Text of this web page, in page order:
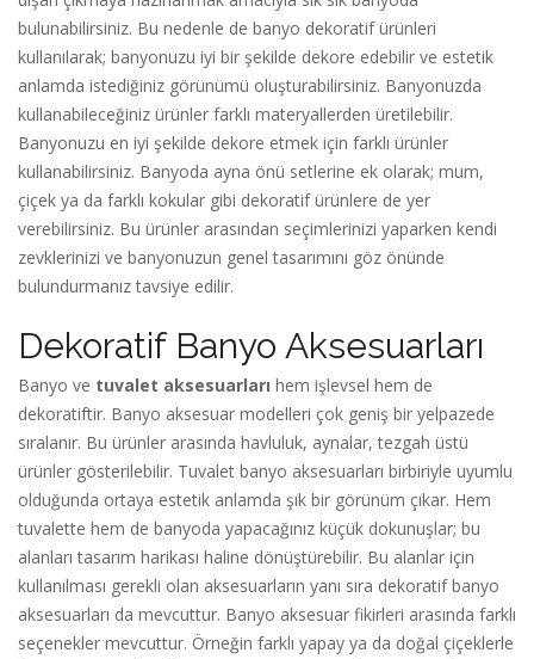
bulunabilirsiniz. Bu nedenle de banyo dekoratif ürünleri
kullanılarak; banyonuzu iyi bir şekilde dekore edebilir ve estetik
anlamda istediğiniz görünümü oluşturabilirsiniz. Banyonuzda
kullanabileceğiniz ürünler farklı materyallerden üretilebilir.
Banyonuzu en iyi şekilde dekore etmek için farklı ürünler
kullanabilirsiniz. Banyoda ayna önü setlerine ek olarak; mum,
çiçek ya da farklı kokular gibi dekoratif ürünlere de yer
verebilirsiniz. Bu ürünler arasından seçimlerinizi yaparken kendi
zevklerinizi ve banyonuzun genel tasarımını göz önünde
bulundurmanız tavsiye edilir.
Dekoratif Banyo Aksesuarları
Banyo ve tuvalet aksesuarları hem işlevsel hem de
dekoratiftir. Banyo aksesuar modelleri çok geniş bir yelpazede
sıralanır. Bu ürünler arasında havluluk, aynalar, tezgah üstü
ürünler gösterilebilir. Tuvalet banyo aksesuarları birbiriyle uyumlu
olduğunda ortaya estetik anlamda şık bir görünüm çıkar. Hem
tuvalette hem de banyoda yapacağınız küçük dokunuşlar; bu
alanları tasarım harikası haline dönüştürebilir. Bu alanlar için
kullanılması gerekli olan aksesuarların yanı sıra dekoratif banyo
aksesuarları da mevcuttur. Banyo aksesuar fikirleri arasında farklı
seçenekler mevcuttur. Örneğin farklı yapay ya da doğal çiçeklerle